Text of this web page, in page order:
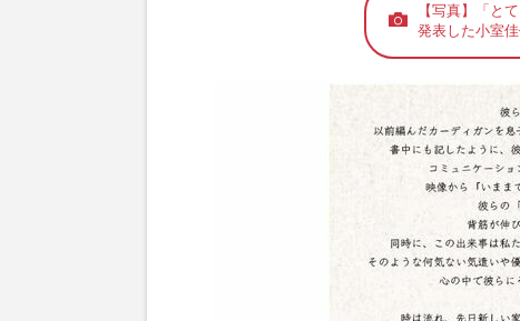
【写真】「と
発表した小室